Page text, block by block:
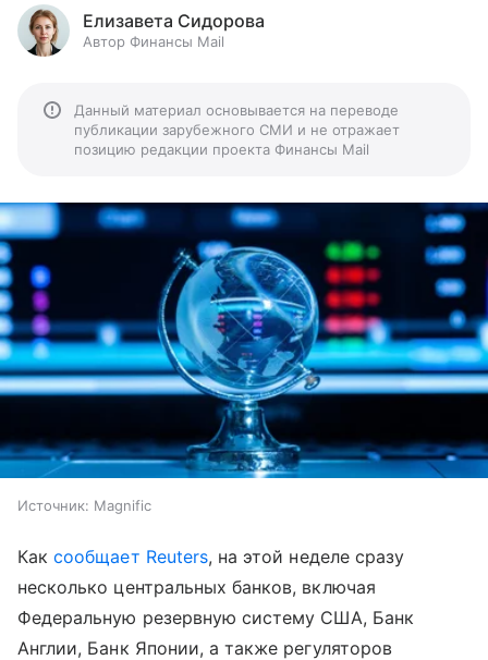
Елизавета Сидорова
Автор Финансы Mail
Данный материал основывается на переводе
публикации зарубежного СМИ и не отражает
позицию редакции проекта Финансы Mail
Источник: Magnific
Каксообщает Reuters, на этой неделе сразу
несколько центральных банков, включая
Федеральную резервную систему США, Банк
Англии, Банк Японии, а также регуляторов